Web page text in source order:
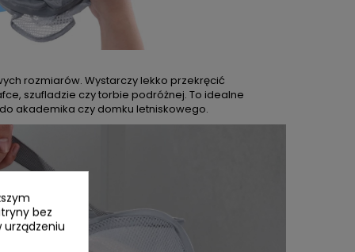
rozmiarów. Wystarczy lekko przekręcić
szufladzie czy torbie podróżnej. To idealne
akademika czy domku letniskowego.
bez